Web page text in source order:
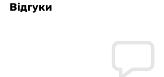
Відгуки